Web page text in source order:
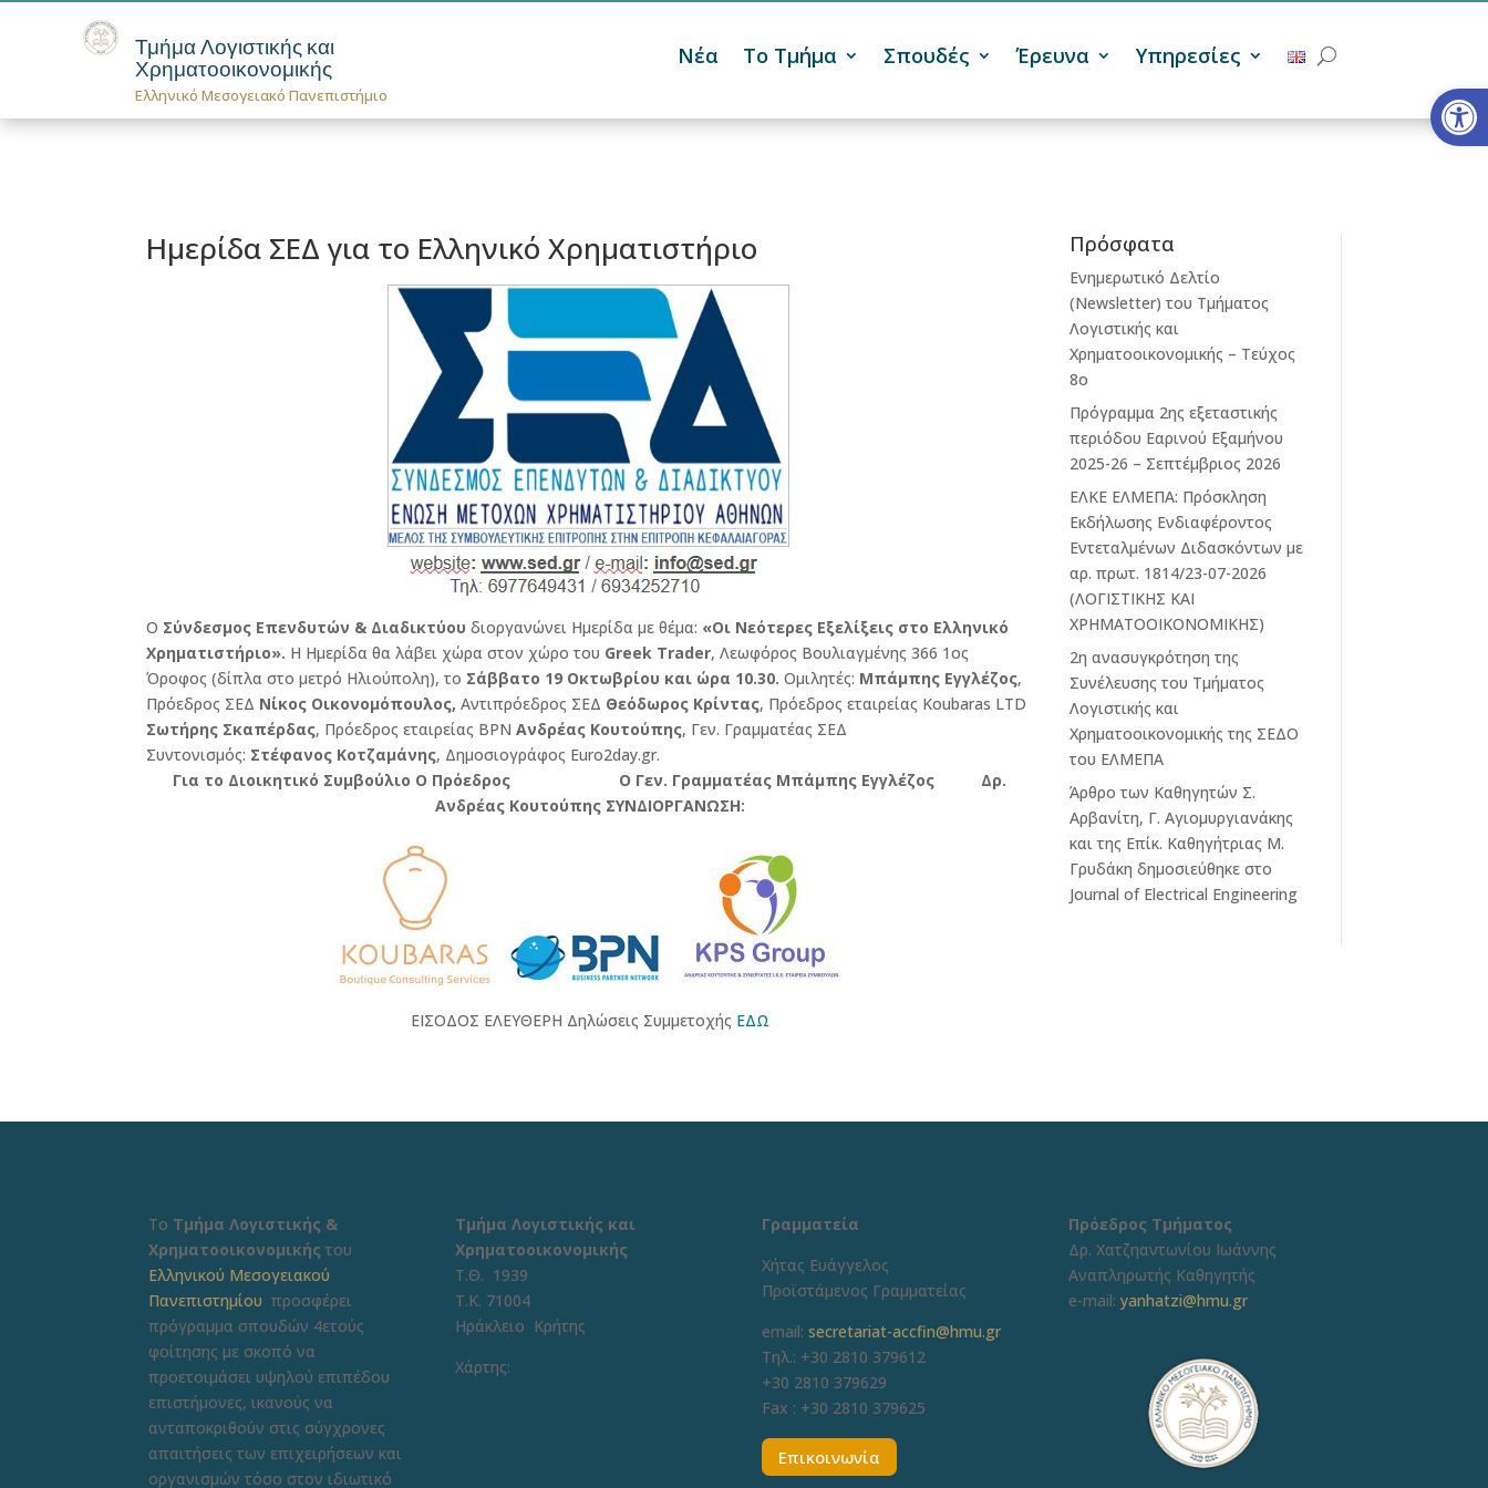
Τμήμα Λογιστικής και
Χρηματοοικονομικής
Ελληνικό Μεσογειακό Πανεπιστήμιο
Νέα Το Τμήμα Σπουδές Έρευνα Υπηρεσίες
Ημερίδα ΣΕΔ για το Ελληνικό Χρηματιστήριο
Ο Σύνδεσμος Επενδυτών & Διαδικτύου διοργανώνει Ημερίδα με θέμα: «Οι Νεότερες Εξελίξεις στο Ελληνικό
Χρηματιστήριο». Η Ημερίδα θα λάβει χώρα στον χώρο του Greek Trader, Λεωφόρος Βουλιαγμένης 366 1ος
Όροφος (δίπλα στο μετρό Ηλιούπολη), το Σάββατο 19 Οκτωβρίου και ώρα 10.30. Ομιλητές: Μπάμπης Εγγλέζος,
Πρόεδρος ΣΕΔ Νίκος Οικονομόπουλος, Αντιπρόεδρος ΣΕΔ Θεόδωρος Κρίντας, Πρόεδρος εταιρείας Koubaras LTD
Σωτήρης Σκαπέρδας, Πρόεδρος εταιρείας BPN Ανδρέας Κουτούπης, Γεν. Γραμματέας ΣΕΔ
Συντονισμός: Στέφανος Κοτζαμάνης, Δημοσιογράφος Euro2day.gr.
Για το Διοικητικό Συμβούλιο Ο Πρόεδρος Ο Γεν. Γραμματέας Μπάμπης Εγγλέζος Δρ.
Ανδρέας Κουτούπης ΣΥΝΔΙΟΡΓΑΝΩΣΗ:
ΕΙΣΟΔΟΣ ΕΛΕΥΘΕΡΗ Δηλώσεις Συμμετοχής ΕΔΩ
Πρόσφατα
Ενημερωτικό Δελτίο
(Newsletter) του Τμήματος
Λογιστικής και
Χρηματοοικονομικής – Τεύχος
8ο
Πρόγραμμα 2ης εξεταστικής
περιόδου Eαρινού Eξαμήνου
2025-26 – Σεπτέμβριος 2026
ΕΛΚΕ ΕΛΜΕΠΑ: Πρόσκληση
Εκδήλωσης Ενδιαφέροντος
Εντεταλμένων Διδασκόντων με
αρ. πρωτ. 1814/23-07-2026
(ΛΟΓΙΣΤΙΚΗΣ ΚΑΙ
ΧΡΗΜΑΤΟΟΙΚΟΝΟΜΙΚΗΣ)
2η ανασυγκρότηση της
Συνέλευσης του Τμήματος
Λογιστικής και
Χρηματοοικονομικής της ΣΕΔΟ
του ΕΛΜΕΠΑ
Άρθρο των Καθηγητών Σ.
Αρβανίτη, Γ. Αγιομυργιανάκης
και της Επίκ. Καθηγήτριας Μ.
Γρυδάκη δημοσιεύθηκε στο
Journal of Electrical Engineering
Το Τμήμα Λογιστικής &
Χρηματοοικονομικήςτου
Ελληνικού Μεσογειακού
Πανεπιστημίου προσφέρει
πρόγραμμα σπουδών 4ετούς
φοίτησης με σκοπό να
προετοιμάσει υψηλού επιπέδου
επιστήμονες, ικανούς να
ανταποκριθούν στις σύγχρονες
απαιτήσεις των επιχειρήσεων και
οργανισμών τόσο στον ιδιωτικό
Τμήμα Λογιστικής και
Χρηματοοικονομικής
Τ.Θ. 1939
Τ.Κ. 71004
Ηράκλειο Κρήτης
Χάρτης:
Γραμματεία
Χήτας Ευάγγελος
Προϊστάμενος Γραμματείας
email:secretariat-accfin@hmu.gr
Τηλ.: +30 2810 379612
+30 2810 379629
Fax : +30 2810 379625
Επικοινωνία
Πρόεδρος Τμήματος
Δρ. Χατζηαντωνίου Ιωάννης
Αναπληρωτής Καθηγητής
e-mail: yanhatzi@hmu.gr